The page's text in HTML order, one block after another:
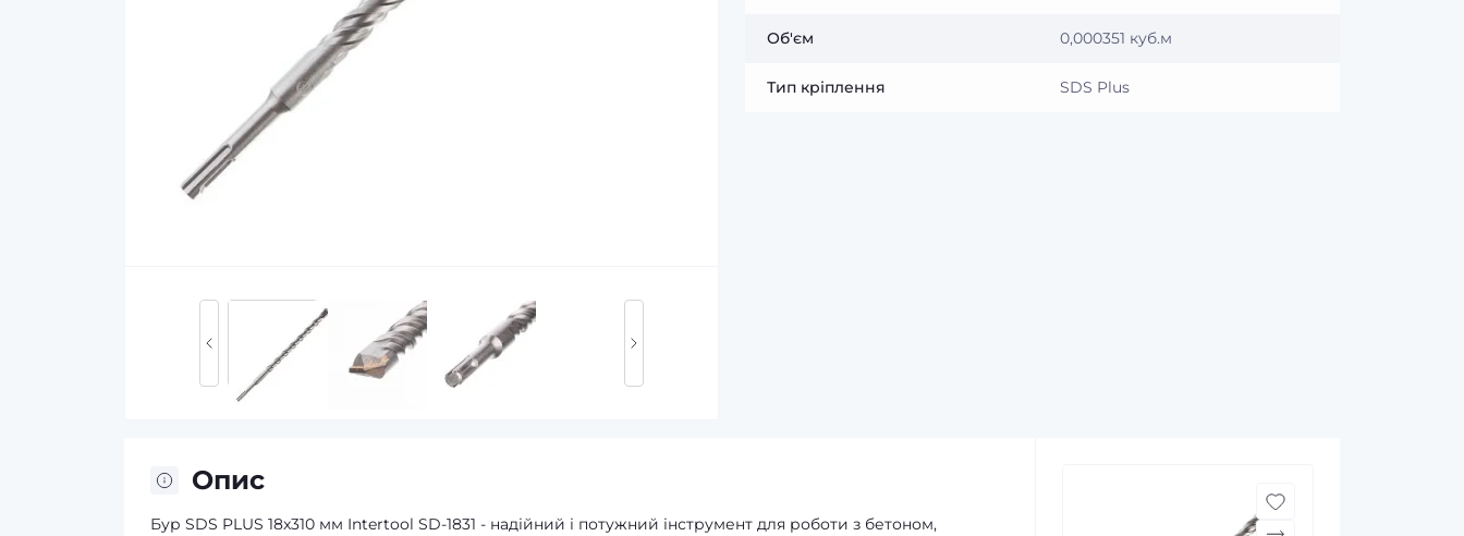
Об'єм 0,000351 куб.м
Тип кріплення SDS Plus
Опис
Бур SDS PLUS 18x310 мм Intertool SD-1831 - надійний і потужний інструмент для роботи з бетоном,